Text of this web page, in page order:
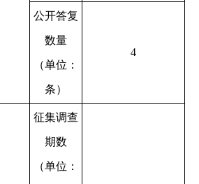
公开答复
数量
（单位：
条）
4
征集调查
期数
（单位：